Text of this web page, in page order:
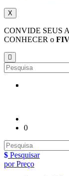
X
CONVIDE SEUS
CONHECER o
0
Pesquisar
por Preço